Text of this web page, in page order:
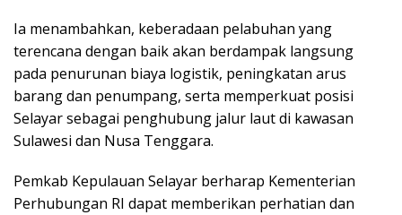
Ia menambahkan, keberadaan pelabuhan yang
terencana dengan baik akan berdampak langsung
pada penurunan biaya logistik, peningkatan arus
barang dan penumpang, serta memperkuat posisi
Selayar sebagai penghubung jalur laut di kawasan
Sulawesi dan Nusa Tenggara.
Pemkab Kepulauan Selayar berharap Kementerian
Perhubungan RI dapat memberikan perhatian dan